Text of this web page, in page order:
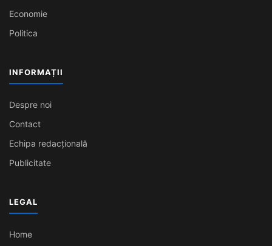
Economie
Politica
INFORMAȚII
Despre noi
Contact
Echipa redacțională
Publicitate
LEGAL
Home